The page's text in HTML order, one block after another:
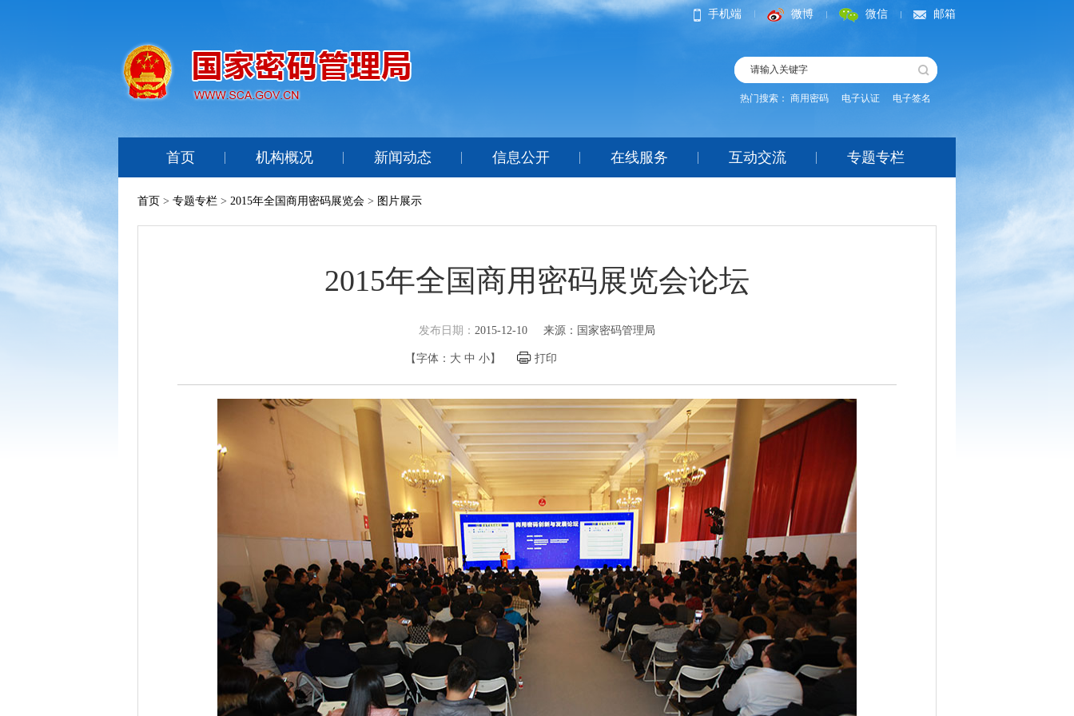
手机端 微博 微信 邮箱
热门搜索： 商用密码 电子认证 电子签名
首页 机构概况 新闻动态 信息公开 在线服务 互动交流 专题专栏
首页 > 专题专栏 > 2015年全国商用密码展览会 > 图片展示
2015年全国商用密码展览会论坛
发布日期： 2015-12-10 来源：国家密码管理局
【字体： 大 中 小】 打印